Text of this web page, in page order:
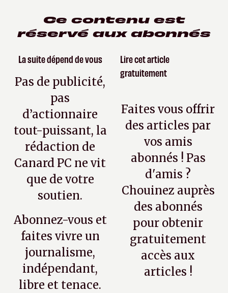
Ce contenu est
réservé aux abonnés
La suite dépend de vous
Pas de publicité,
pas
d’actionnaire
tout-puissant, la
rédaction de
Canard PC ne vit
que de votre
soutien.
Abonnez-vous et
faites vivre un
journalisme,
indépendant,
libre et tenace.
Lire cet article
gratuitement
Faites vous offrir
des articles par
vos amis
abonnés ! Pas
d'amis ?
Chouinez auprès
des abonnés
pour obtenir
gratuitement
accès aux
articles !